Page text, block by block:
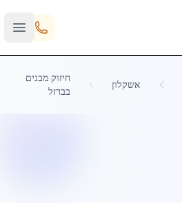
אשקלון
חיזוק מבנים
בברזל